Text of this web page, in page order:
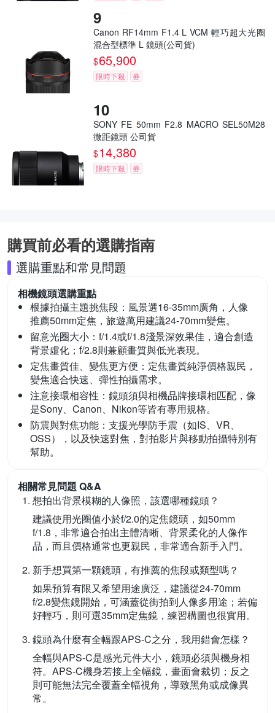
Canon RF14mm F1.4 L VCM 輕巧超大光圈
混合型標準 L 鏡頭(公司貨)
$65,900
限時下殺 券
SONY FE 50mm F2.8 MACRO SEL50M28
微距鏡頭 公司貨
$14,380
限時下殺 券
購買前必看的選購指南
選購重點和常見問題
相機鏡頭選購重點
根據拍攝主題挑焦段： 風景選16-35mm廣角，人像
推薦50mm定焦，旅遊萬用建議24-70mm變焦。
留意光圈大小： f/1.4或f/1.8淺景深效果佳，適合創造
背景虛化；f/2.8則兼顧畫質與低光表現。
定焦畫質佳、變焦更方便： 定焦畫質純淨價格親民，
變焦適合快速、彈性拍攝需求。
注意接環相容性： 鏡頭須與相機品牌接環相匹配，像
是Sony、Canon、Nikon等皆有專用規格。
防震與對焦功能： 支援光學防手震（如IS、VR、
OSS），以及快速對焦，對拍影片與移動拍攝特別有
幫助。
相關常見問題 Q&A
想拍出背景模糊的人像照，該選哪種鏡頭？
建議使用光圈值小於f/2.0的定焦鏡頭，如50mm
f/1.8，非常適合拍出主體清晰、背景柔化的人像作
品，而且價格通常也更親民，非常適合新手入門。
新手想買第一顆鏡頭，有推薦的焦段或類型嗎？
如果預算有限又希望用途廣泛，建議從24-70mm
f/2.8變焦鏡開始，可涵蓋從街拍到人像多用途；若偏
好輕巧，則可選35mm定焦鏡，練習構圖也很實用。
鏡頭為什麼有全幅跟APS-C之分，我用錯會怎樣？
全幅與APS-C是感光元件大小，鏡頭必須與機身相
符。APS-C機身若接上全幅鏡，畫面會裁切；反之
則可能無法完全覆蓋全幅視角，導致黑角或成像異
常。